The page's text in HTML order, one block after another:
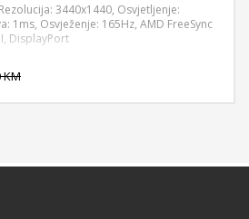
3440x1440, Osvjetljenje:
1ms, Osvježenje: 165Hz, AMD FreeSync
DisplayPort
KM